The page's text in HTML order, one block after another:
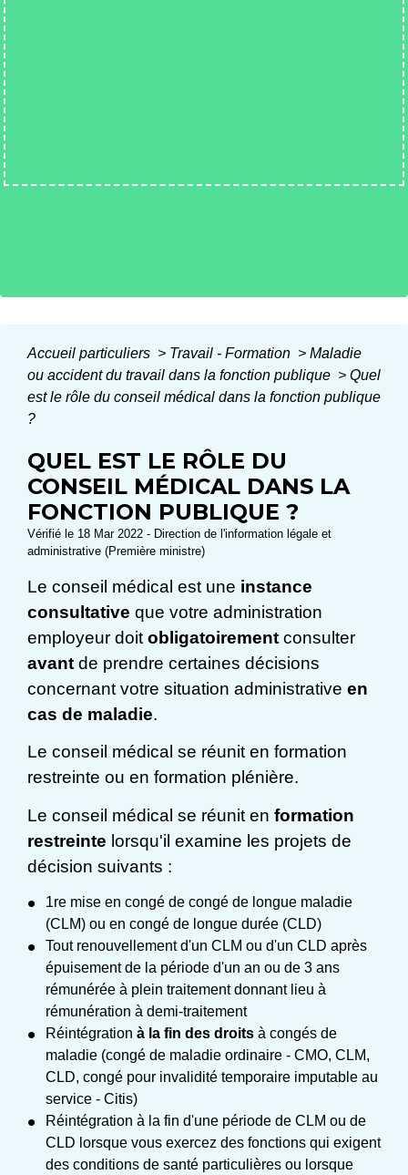
Accueil particuliers > Travail - Formation > Maladie
ou accident du travail dans la fonction publique > Quel
est le rôle du conseil médical dans la fonction publique
?
QUEL EST LE RÔLE DU
CONSEIL MÉDICAL DANS LA
FONCTION PUBLIQUE ?
Vérifié le 18 Mar 2022 - Direction de l'information légale et
administrative (Première ministre)
Le conseil médical est une instance
consultative que votre administration
employeur doit obligatoirement consulter
avant de prendre certaines décisions
concernant votre situation administrative en
cas de maladie.
Le conseil médical se réunit en formation
restreinte ou en formation plénière.
Le conseil médical se réunit en formation
restreinte lorsqu'il examine les projets de
décision suivants :
1re mise en congé de congé de longue maladie
(CLM) ou en congé de longue durée (CLD)
Tout renouvellement d'un CLM ou d'un CLD après
épuisement de la période d'un an ou de 3 ans
rémunérée à plein traitement donnant lieu à
rémunération à demi-traitement
Réintégration à la fin des droits à congés de
maladie (congé de maladie ordinaire - CMO, CLM,
CLD, congé pour invalidité temporaire imputable au
service - Citis)
Réintégration à la fin d'une période de CLM ou de
CLD lorsque vous exercez des fonctions qui exigent
des conditions de santé particulières ou lorsque